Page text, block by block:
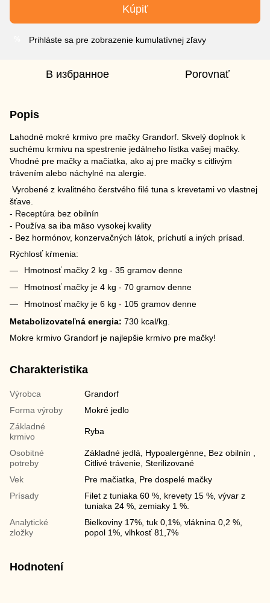
Kúpiť
Prihláste sa pre zobrazenie kumulatívnej zľavy
В избранное Porovnať
Popis
Lahodné mokré krmivo pre mačky Grandorf. Skvelý doplnok k
suchému krmivu na spestrenie jedálneho lístka vašej mačky.
Vhodné pre mačky a mačiatka, ako aj pre mačky s citlivým
trávením alebo náchylné na alergie.
Vyrobené z kvalitného čerstvého filé tuna s krevetami vo vlastnej
šťave.
- Receptúra bez obilnín
- Používa sa iba mäso vysokej kvality
- Bez hormónov, konzervačných látok, príchutí a iných prísad.
Rýchlosť kŕmenia:
Hmotnosť mačky 2 kg - 35 gramov denne
Hmotnosť mačky je 4 kg - 70 gramov denne
Hmotnosť mačky je 6 kg - 105 gramov denne
Metabolizovateľná energia: 730 kcal/kg.
Mokre krmivo Grandorf je najlepšie krmivo pre mačky!
Charakteristika
Výrobca
Grandorf
Forma výroby
Mokré jedlo
Základné
krmivo
Ryba
Osobitné
potreby
Základné jedlá, Hypoalergénne, Bez obilnín ,
Citlivé trávenie, Sterilizované
Vek
Pre mačiatka, Pre dospelé mačky
Prísady
Filet z tuniaka 60 %, krevety 15 %, vývar z
tuniaka 24 %, zemiaky 1 %.
Analytické
zložky
Bielkoviny 17%, tuk 0,1%, vláknina 0,2 %,
popol 1%, vlhkosť 81,7%
Hodnotení